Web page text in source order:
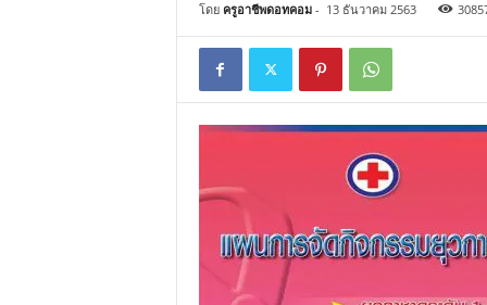
โดย ครูอาชีพดอทคอม- 13 ธันวาคม 2563